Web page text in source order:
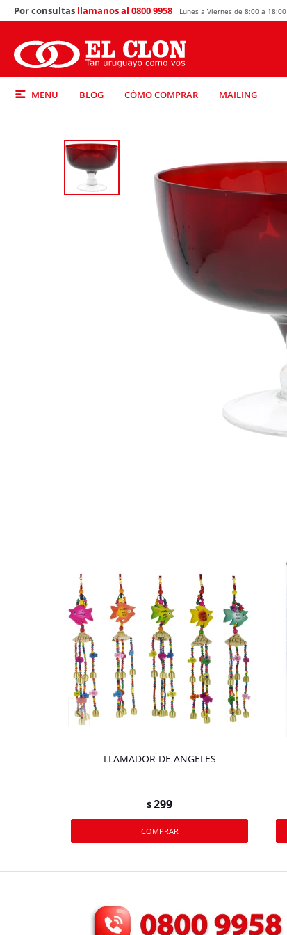
MENU BLOG CÓMO COMPRAR MAILING
Por consultas llamanos al 0800 9958 Lunes a Viernes de 8:00 a 18:00
LLAMADOR DE ANGELES
$299